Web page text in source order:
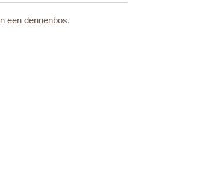
een dennenbos.